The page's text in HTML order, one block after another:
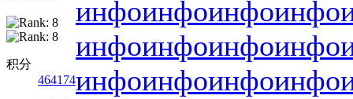
积分
464174
инфоинфоинфоинфо
инфоинфоинфоинфо
инфоинфоинфоинфо